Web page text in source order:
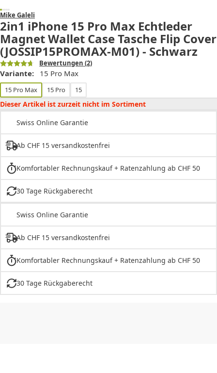
Mike Galeli
2in1 iPhone 15 Pro Max Echtleder
Magnet Wallet Case Tasche Flip Cover
(JOSSIP15PROMAX-M01) - Schwarz
Bewertungen (2)
Variante: 15 Pro Max
15 Pro Max 15 Pro 15
Dieser Artikel ist zurzeit nicht im Sortiment
Swiss Online Garantie
Ab CHF 15 versandkostenfrei
Komfortabler Rechnungskauf + Ratenzahlung ab CHF 50
30 Tage Rückgaberecht
Swiss Online Garantie
Ab CHF 15 versandkostenfrei
Komfortabler Rechnungskauf + Ratenzahlung ab CHF 50
30 Tage Rückgaberecht